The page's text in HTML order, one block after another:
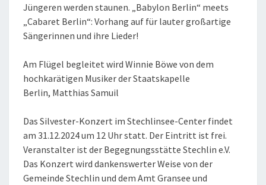
Jüngeren werden staunen. „Babylon Berlin“ meets
„Cabaret Berlin“: Vorhang auf für lauter großartige
Sängerinnen und ihre Lieder!
Am Flügel begleitet wird Winnie Böwe von dem
hochkarätigen Musiker der Staatskapelle
Berlin, Matthias Samuil
Das Silvester-Konzert im Stechlinsee-Center findet
am 31.12.2024 um 12 Uhr statt. Der Eintritt ist frei.
Veranstalter ist der Begegnungsstätte Stechlin e.V.
Das Konzert wird dankenswerter Weise von der
Gemeinde Stechlin und dem Amt Gransee und